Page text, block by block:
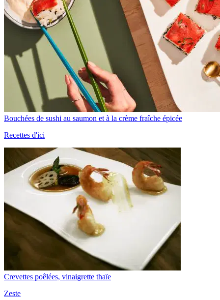
Bouchées de sushi au saumon et à la crème fraîche épicée
Recettes d'ici
Crevettes poêlées, vinaigrette thaïe
Zeste